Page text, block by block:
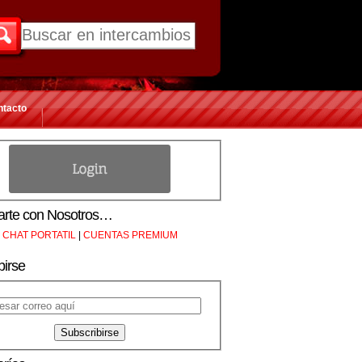
con Nosotros…
CHAT PORTATIL | CUENTAS PREMIUM